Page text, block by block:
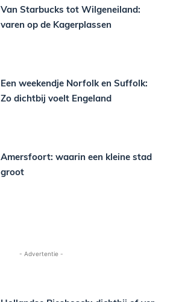
Van Starbucks tot Wilgeneiland:
varen op de Kagerplassen
Een weekendje Norfolk en Suffolk:
Zo dichtbij voelt Engeland
Amersfoort: waarin een kleine stad
groot
- Advertentie -